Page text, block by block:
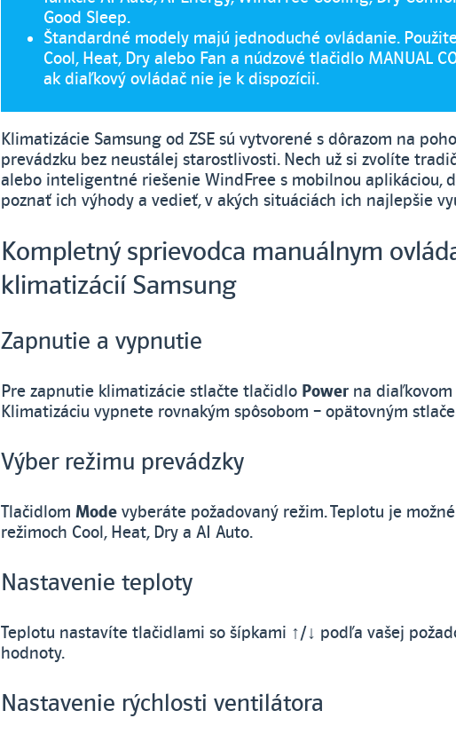
Good Sleep.
Štandardné modely majú jednoduché ovládanie.
Cool, Heat, Dry alebo Fan a núdzové tlačidlo MANUAL
ak diaľkový ovládač nie je k dispozícii.
Klimatizácie Samsung od ZSE sú vytvorené s dôrazom na
prevádzku bez neustálej starostlivosti. Nech už si zvolíte
alebo inteligentné riešenie WindFree s mobilnou aplikáciou,
poznať ich výhody a vedieť, v akých situáciách ich najlepšie
Kompletný sprievodca manuálnym
klimatizácií Samsung
Zapnutie a vypnutie
Pre zapnutie klimatizácie stlačte tlačidlo Power na diaľkovom
Klimatizáciu vypnete rovnakým spôsobom – opätovným
Výber režimu prevádzky
Tlačidlom Mode vyberáte požadovaný režim. Teplotu je
režimoch Cool, Heat, Dry a AI Auto.
Nastavenie teploty
Teplotu nastavíte tlačidlami so šípkami ↑/↓ podľa vašej
hodnoty.
Nastavenie rýchlosti ventilátora